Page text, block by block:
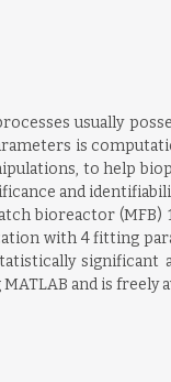
usually
is
to help
and
bioreactor
with 4 fitting
and is freely